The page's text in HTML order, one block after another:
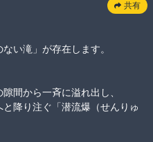
共有
い滝」が存在します。
間から一斉に溢れ出し、
降り注ぐ「潜流爆（せんりゅ